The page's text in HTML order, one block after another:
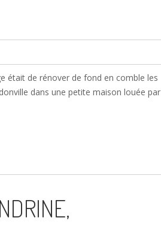
était de rénover de fond en comble les
dans une petite maison louée par